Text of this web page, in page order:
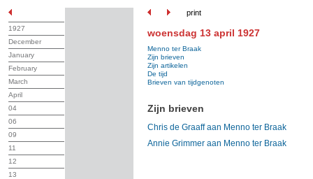
print
1927
December
January
February
March
April
04
06
09
11
12
13
woensdag 13 april 1927
Menno ter Braak
Zijn brieven
Zijn artikelen
De tijd
Brieven van tijdgenoten
Zijn brieven
Chris de Graaff aan Menno ter Braak
Annie Grimmer aan Menno ter Braak